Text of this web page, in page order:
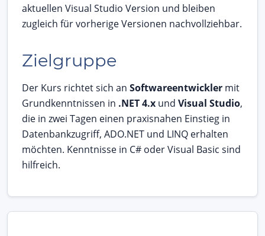
aktuellen Visual Studio Version und bleiben
zugleich für vorherige Versionen nachvollziehbar.
Zielgruppe
Der Kurs richtet sich an Softwareentwickler mit
Grundkenntnissen in .NET 4.x und Visual Studio,
die in zwei Tagen einen praxisnahen Einstieg in
Datenbankzugriff, ADO.NET und LINQ erhalten
möchten. Kenntnisse in C# oder Visual Basic sind
hilfreich.